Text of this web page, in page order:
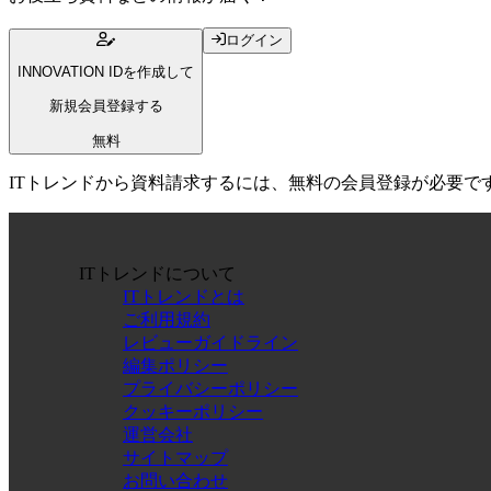
INNOVATION IDを作成して
新規会員登録する
無料
ログイン
ITトレンドから資料請求するには、無料の会員登録が必要で
ITトレンドについて
ITトレンドとは
ご利用規約
レビューガイドライン
編集ポリシー
プライバシーポリシー
クッキーポリシー
運営会社
サイトマップ
お問い合わせ